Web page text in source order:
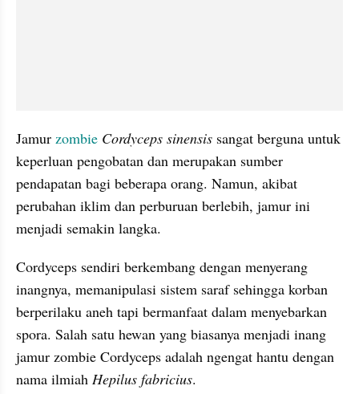
Jamur zombie Cordyceps sinensis sangat berguna untuk
keperluan pengobatan dan merupakan sumber
pendapatan bagi beberapa orang. Namun, akibat
perubahan iklim dan perburuan berlebih, jamur ini
menjadi semakin langka.
Cordyceps sendiri berkembang dengan menyerang
inangnya, memanipulasi sistem saraf sehingga korban
berperilaku aneh tapi bermanfaat dalam menyebarkan
spora. Salah satu hewan yang biasanya menjadi inang
jamur zombie Cordyceps adalah ngengat hantu dengan
nama ilmiah Hepilus fabricius.